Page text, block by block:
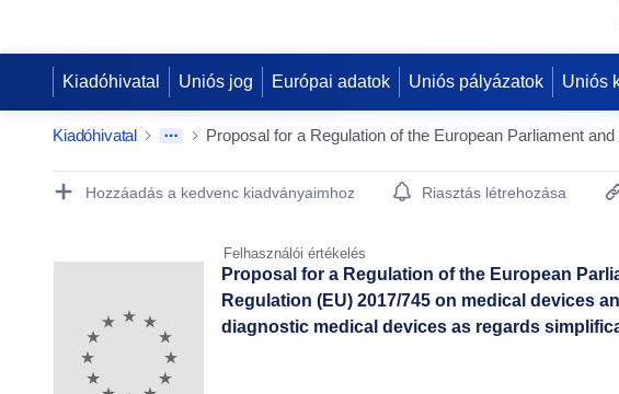
Kiadóhivatal Uniós jog Európai adatok Uniós pályázatok Uniós
Kiadóhivatal
Publication Detail Actions Portlet
Hozzáadás a kedvenc kiadványaimhoz Riasztás létrehozása
Felhasználói értékelés
Proposal for a Regulation of the European
Regulation (EU) 2017/745 on medical devices
diagnostic medical devices as regards